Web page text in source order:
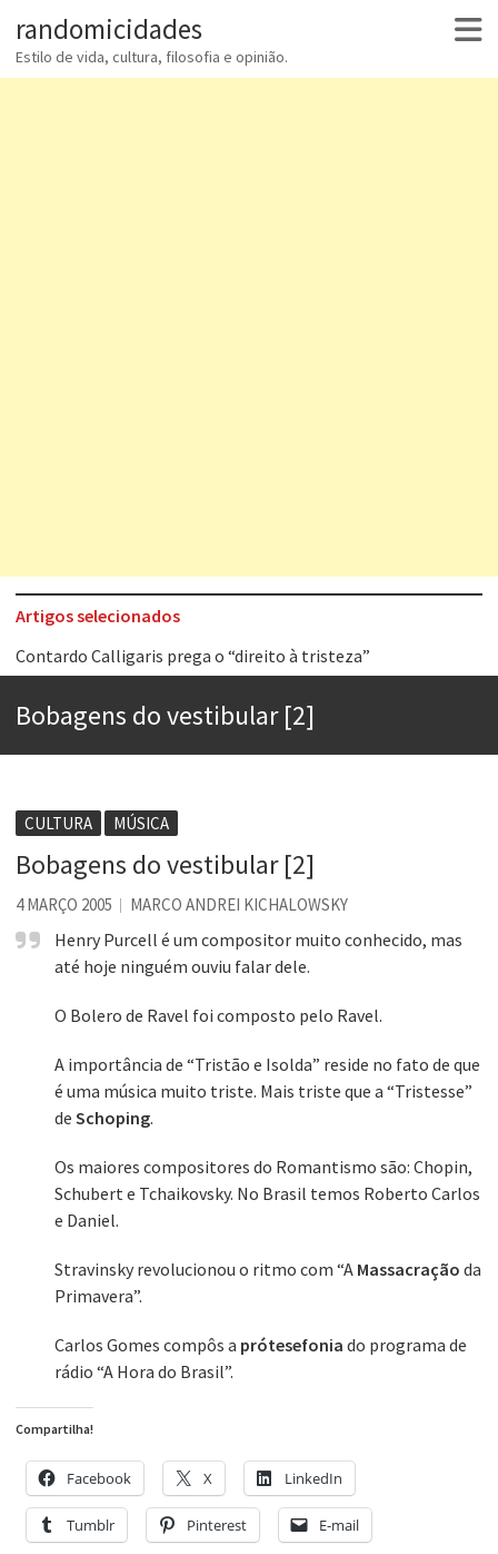
randomicidades
Estilo de vida, cultura, filosofia e opinião.
Artigos selecionados
Contardo Calligaris prega o “direito à tristeza”
Os causos de Jorge Luis Borges
Se queres salvar o mundo, o veganismo não é a resposta
Tem que filmar isso daí
A construção da urbanidade
Aprender a fracassar é o segredo do sucesso
Bobagens do vestibular [2]
CULTURA MÚSICA
Bobagens do vestibular [2]
4 MARÇO 2005 MARCO ANDREI KICHALOWSKY
Henry Purcell é um compositor muito conhecido, mas
até hoje ninguém ouviu falar dele.
O Bolero de Ravel foi composto pelo Ravel.
A importância de “Tristão e Isolda” reside no fato de que
é uma música muito triste. Mais triste que a “Tristesse”
de Schoping.
Os maiores compositores do Romantismo são: Chopin,
Schubert e Tchaikovsky. No Brasil temos Roberto Carlos
e Daniel.
Stravinsky revolucionou o ritmo com “A Massacração da
Primavera”.
Carlos Gomes compôs a prótesefonia do programa de
rádio “A Hora do Brasil”.
Compartilha!
Facebook X LinkedIn
Tumblr Pinterest E-mail